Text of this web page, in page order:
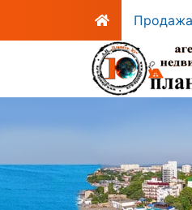
Продажа